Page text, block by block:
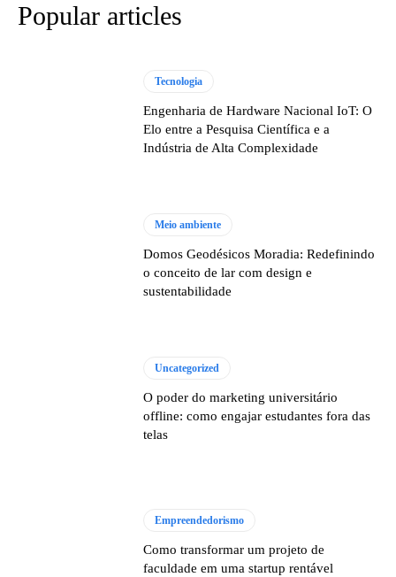
Popular articles
Tecnologia
Engenharia de Hardware Nacional IoT: O
Elo entre a Pesquisa Científica e a
Indústria de Alta Complexidade
Meio ambiente
Domos Geodésicos Moradia: Redefinindo
o conceito de lar com design e
sustentabilidade
Uncategorized
O poder do marketing universitário
offline: como engajar estudantes fora das
telas
Empreendedorismo
Como transformar um projeto de
faculdade em uma startup rentável